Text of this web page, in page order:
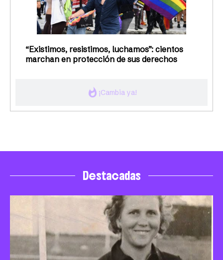
whatshot ¡Cambia ya!
“Existimos, resistimos, luchamos”: cientos
marchan en protección de sus derechos
Destacadas